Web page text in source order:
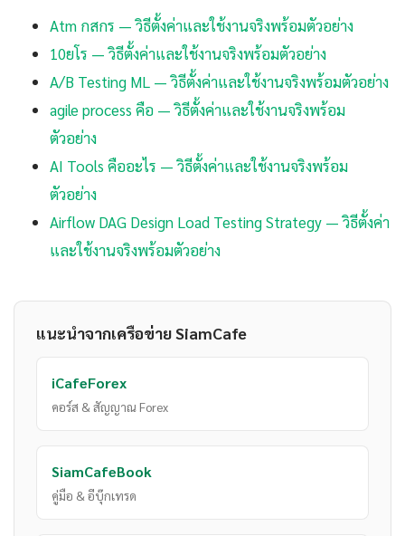
Atm กสกร — วิธีตั้งค่าและใช้งานจริงพร้อมตัวอย่าง
10ยโร — วิธีตั้งค่าและใช้งานจริงพร้อมตัวอย่าง
A/B Testing ML — วิธีตั้งค่าและใช้งานจริงพร้อมตัวอย่าง
agile process คือ — วิธีตั้งค่าและใช้งานจริงพร้อม
ตัวอย่าง
AI Tools คืออะไร — วิธีตั้งค่าและใช้งานจริงพร้อม
ตัวอย่าง
Airflow DAG Design Load Testing Strategy — วิธีตั้งค่า
และใช้งานจริงพร้อมตัวอย่าง
แนะนำจากเครือข่าย SiamCafe
iCafeForex
คอร์ส & สัญญาณ Forex
SiamCafeBook
คู่มือ & อีบุ๊กเทรด